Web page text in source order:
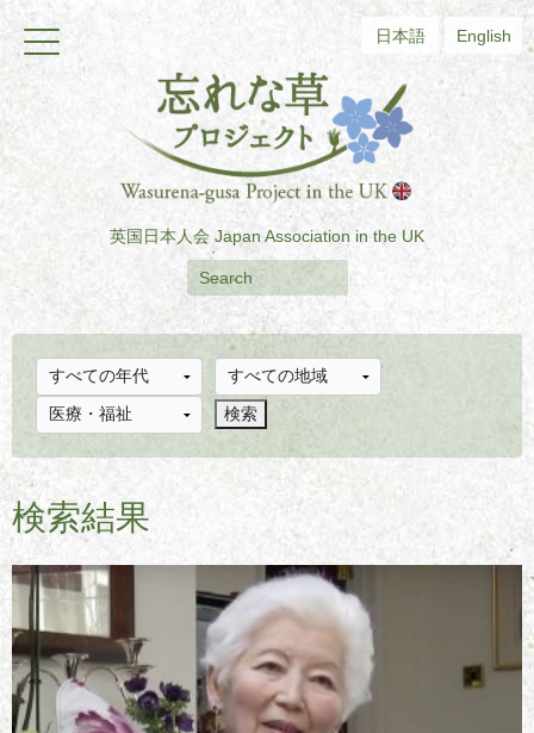
英国日本人会 Japan Association in the UK
日本語 English
検索結果